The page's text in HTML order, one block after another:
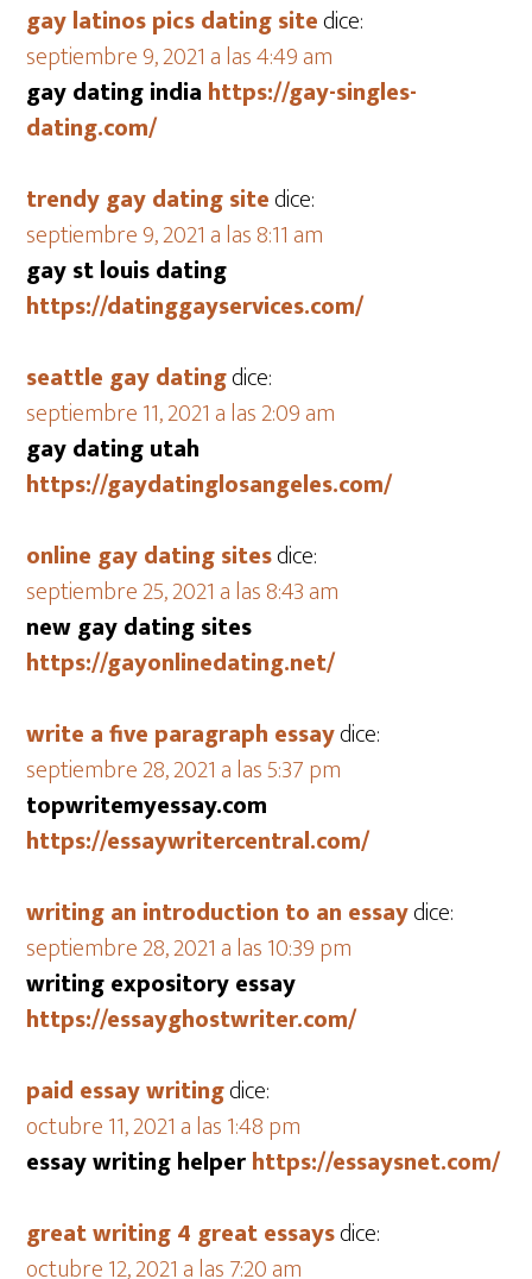
gay latinos pics dating sitedice:
septiembre 9, 2021 a las 4:49 am
gay dating india https://gay-singles-
dating.com/
trendy gay dating sitedice:
septiembre 9, 2021 a las 8:11 am
gay st louis dating
https://datinggayservices.com/
seattle gay datingdice:
septiembre 11, 2021 a las 2:09 am
gay dating utah
https://gaydatinglosangeles.com/
online gay dating sitesdice:
septiembre 25, 2021 a las 8:43 am
new gay dating sites
https://gayonlinedating.net/
write a five paragraph essaydice:
septiembre 28, 2021 a las 5:37 pm
topwritemyessay.com
https://essaywritercentral.com/
writing an introduction to an essaydice:
septiembre 28, 2021 a las 10:39 pm
writing expository essay
https://essayghostwriter.com/
paid essay writingdice:
octubre 11, 2021 a las 1:48 pm
essay writing helperhttps://essaysnet.com/
great writing 4 great essaysdice:
octubre 12, 2021 a las 7:20 am